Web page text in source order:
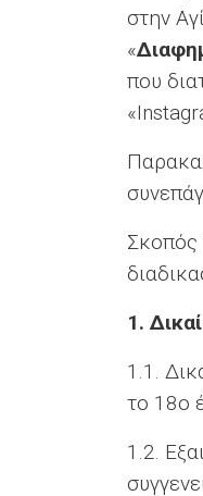
στην
«
που
1.
1.1.
το 18ο
1.2.